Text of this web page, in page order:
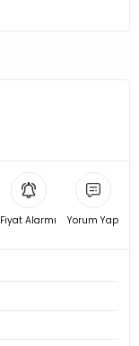
Fiyat Alarmı Yorum Yap